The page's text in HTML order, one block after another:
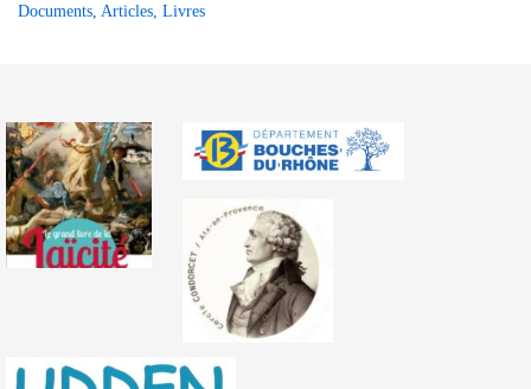
Documents, Articles, Livres